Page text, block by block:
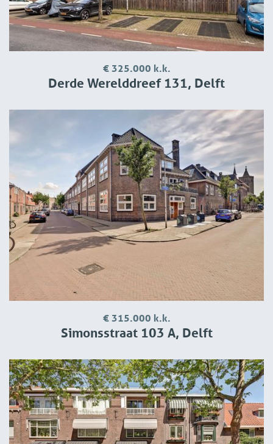
€ 325.000 k.k.
Derde Werelddreef 131, Delft
€ 315.000 k.k.
Simonsstraat 103 A, Delft